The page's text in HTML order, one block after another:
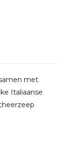
met
Italiaanse